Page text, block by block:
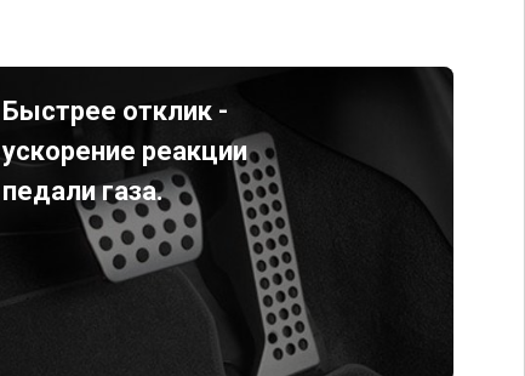
Быстрее отклик -
ускорение реакции
педали газа.